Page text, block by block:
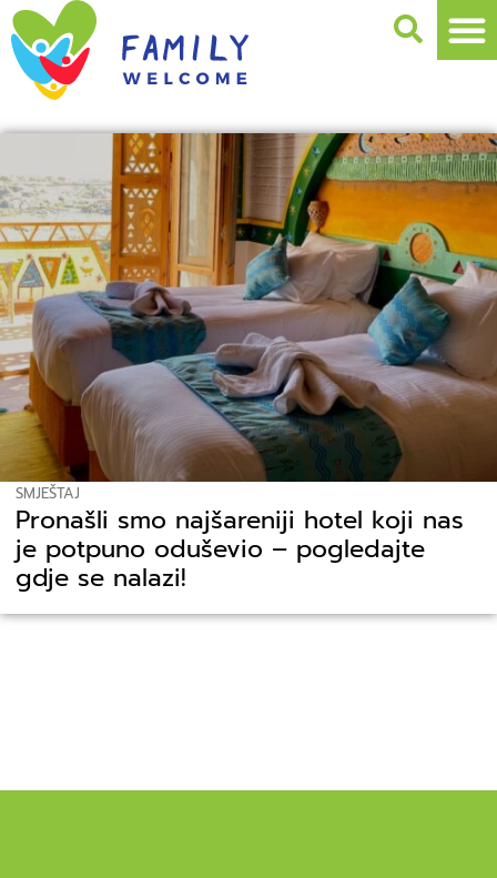
SMJEŠTAJ
Pronašli smo najšareniji hotel koji nas
je potpuno oduševio – pogledajte
gdje se nalazi!